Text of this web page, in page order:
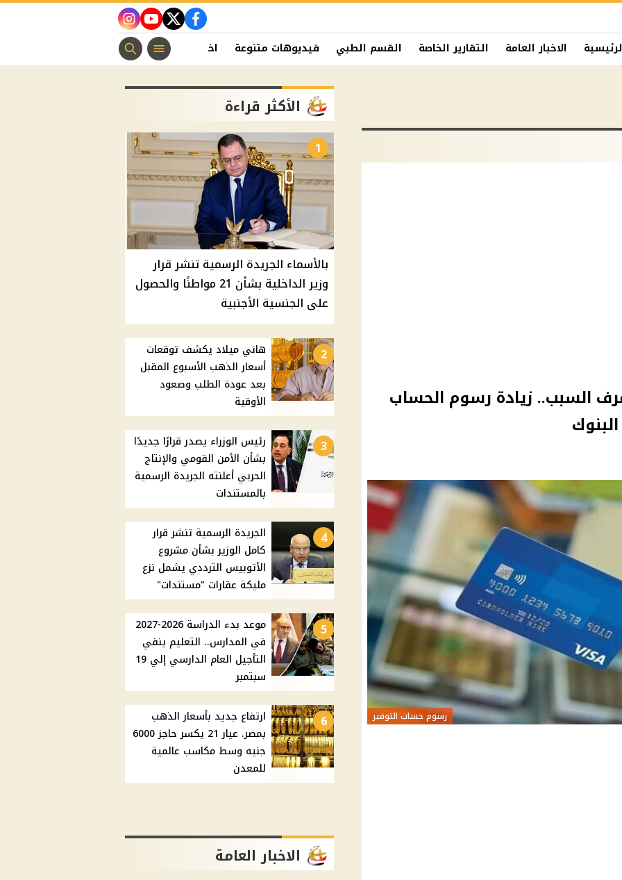
facebook
twitter
youtube
instagram
الاخبار العامة التقارير الخاصة القسم الطبي فيديوهات متنوعة اخبار الفن منوعات مسيحية
السبب.. زيادة رسوم الحساب
رسوم حساب التوفير
الأكثر قراءة
1
بالأسماء الجريدة الرسمية تنشر قرار
وزير الداخلية بشأن 21 مواطنًا والحصول
على الجنسية الأجنبية
2
هاني ميلاد يكشف توقعات
أسعار الذهب الأسبوع المقبل
بعد عودة الطلب وصعود
الأوقية
3
رئيس الوزراء يصدر قرارًا جديدًا
بشأن الأمن القومي والإنتاج
الحربي أعلنته الجريدة الرسمية
بالمستندات
4
الجريدة الرسمية تنشر قرار
كامل الوزير بشأن مشروع
الأتوبيس الترددي يشمل نزع
مليكة عقارات "مستندات"
5
موعد بدء الدراسة 2026-2027
في المدارس.. التعليم ينفي
التأجيل العام الدارسي إلي 19
سبتمبر
6
ارتفاع جديد بأسعار الذهب
بمصر. عيار 21 يكسر حاجز 6000
جنيه وسط مكاسب عالمية
للمعدن
الاخبار العامة